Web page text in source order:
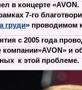
в концерте «AVON.
7-го
груди» проводимом
с 2005 года
компании»AVON» и
к этой проблеме.